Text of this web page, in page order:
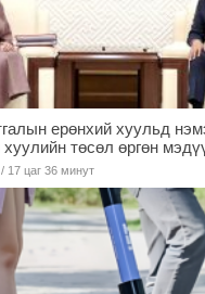
ерөнхий хуульд
төсөл өргөн
17 цаг 36 минут